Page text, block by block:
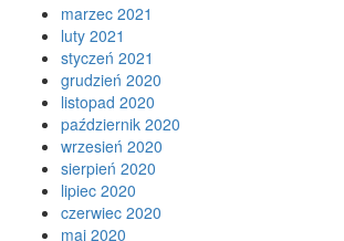
marzec 2021
luty 2021
styczeń 2021
grudzień 2020
listopad 2020
październik 2020
wrzesień 2020
sierpień 2020
lipiec 2020
czerwiec 2020
maj 2020